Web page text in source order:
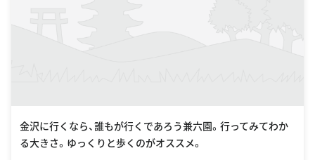
金沢に行くなら、誰もが行くであろう兼六園。行ってみてわか
る大きさ。ゆっくりと歩くのがオススメ。